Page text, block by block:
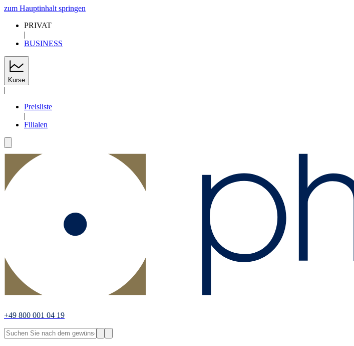
zum Hauptinhalt springen
PRIVAT
|
BUSINESS
Kurse
|
Preisliste
|
Filialen
+49 800 001 04 19